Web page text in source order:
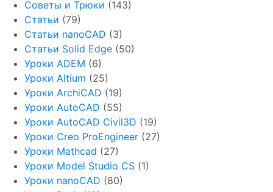
Советы и Трюки (143)
Статьи (79)
Статьи nanoCAD (3)
Статьи Solid Edge (50)
Уроки ADEM (6)
Уроки Altium (25)
Уроки ArchiCAD (19)
Уроки AutoCAD (55)
Уроки AutoCAD Civil3D (19)
Уроки Creo ProEngineer (27)
Уроки Mathcad (27)
Уроки Model Studio CS (1)
Уроки nanoCAD (80)